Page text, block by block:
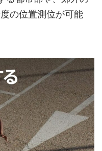
の位置測位が可能